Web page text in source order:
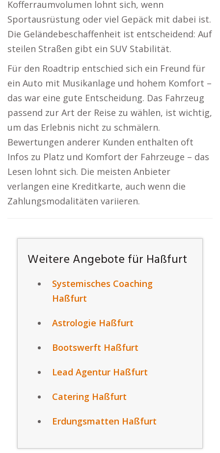
Kofferraumvolumen lohnt sich, wenn
Sportausrüstung oder viel Gepäck mit dabei ist.
Die Geländebeschaffenheit ist entscheidend: Auf
steilen Straßen gibt ein SUV Stabilität.
Für den Roadtrip entschied sich ein Freund für
ein Auto mit Musikanlage und hohem Komfort –
das war eine gute Entscheidung. Das Fahrzeug
passend zur Art der Reise zu wählen, ist wichtig,
um das Erlebnis nicht zu schmälern.
Bewertungen anderer Kunden enthalten oft
Infos zu Platz und Komfort der Fahrzeuge – das
Lesen lohnt sich. Die meisten Anbieter
verlangen eine Kreditkarte, auch wenn die
Zahlungsmodalitäten variieren.
Weitere Angebote für Haßfurt
Systemisches Coaching
Haßfurt
Astrologie Haßfurt
Bootswerft Haßfurt
Lead Agentur Haßfurt
Catering Haßfurt
Erdungsmatten Haßfurt